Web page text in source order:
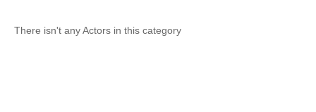
There isn't any Actors in this category